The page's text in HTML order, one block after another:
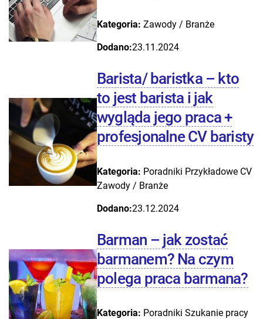
Kategoria: Zawody / Branże
Dodano:23.11.2024
Barista/ baristka – kto
to jest barista i jak
wygląda jego praca +
profesjonalne CV baristy
Kategoria: Poradniki Przykładowe CV
Zawody / Branże
Dodano:23.12.2024
Barman – jak zostać
barmanem? Na czym
polega praca barmana?
Kategoria: Poradniki Szukanie pracy